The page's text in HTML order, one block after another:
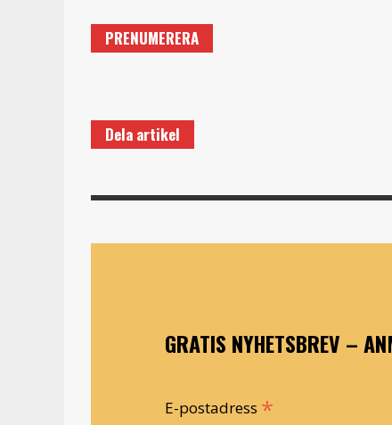
PRENUMERERA
Dela artikel
GRATIS NYHETSBREV –
E-postadress *